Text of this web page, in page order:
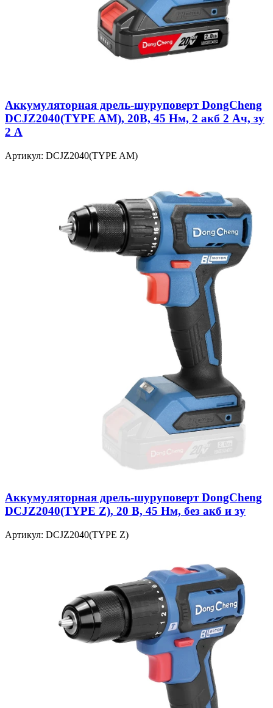
Аккумуляторная дрель-шуруповерт DongCheng
DCJZ2040(TYPE AM), 20В, 45 Нм, 2 акб 2 Ач, зу
2 А
Артикул: DCJZ2040(TYPE AM)
Аккумуляторная дрель-шуруповерт DongCheng
DCJZ2040(TYPE Z), 20 В, 45 Нм, без акб и зу
Артикул: DCJZ2040(TYPE Z)